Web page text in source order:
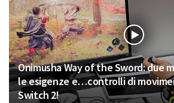
Onimusha Way of the Sword: due
le esigenze e…controlli di
Switch 2!